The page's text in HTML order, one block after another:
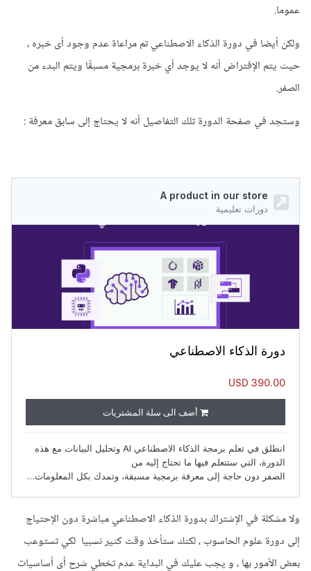
عموما.
ولكن أيضا في دورة الذكاء الاصطناعي تم مراعاة عدم وجود أى خبره ،
حيث يتم الإفتراض أنه لا يوجد أي خبرة برمجية مسبقًا ويتم البدء من
الصفر.
وستجد في صفحة الدورة تلك التفاصيل أنه لا يحتاج إلى سابق معرفة
ولا مشكلة في الإشتراك بدورة الذكاء الاصطناعي مباشرة دون الإحتياج
إلى دورة علوم الحاسوب ، لكنك ستأخذ وقت كثير نسبيا لكي تستوعب
بعض الأمور بها ، و يجب عليك في البداية عدم تخطي شرح أى أساسيات